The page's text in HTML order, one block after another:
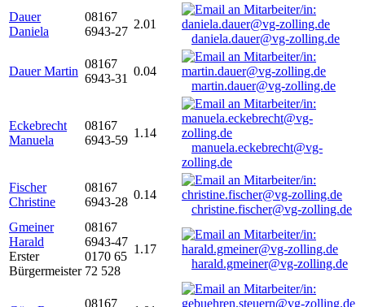
Dauer
Daniela
08167
6943-27
2.01
daniela.dauer@vg-zolling.de
Dauer Martin
08167
6943-31
0.04
martin.dauer@vg-zolling.de
Eckebrecht
Manuela
08167
6943-59
1.14
manuela.eckebrecht@vg-
zolling.de
Fischer
Christine
08167
6943-28
0.14
christine.fischer@vg-zolling.de
Gmeiner
Harald
Erster
Bürgermeister
08167
6943-47
0170 65
72 528
1.17
harald.gmeiner@vg-zolling.de
08167